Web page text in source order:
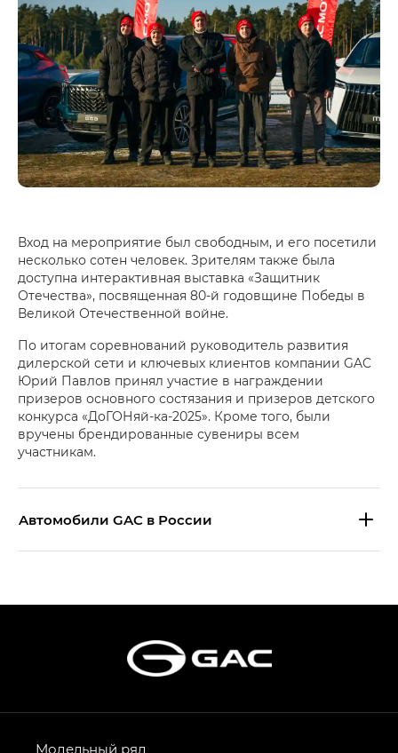
Вход на мероприятие был свободным, и его посетили
несколько сотен человек. Зрителям также была
доступна интерактивная выставка «Защитник
Отечества», посвященная 80-й годовщине Победы в
Великой Отечественной войне.
По итогам соревнований руководитель развития
дилерской сети и ключевых клиентов компании GAC
Юрий Павлов принял участие в награждении
призеров основного состязания и призеров детского
конкурса «ДоГОНяй-ка-2025». Кроме того, были
вручены брендированные сувениры всем
участникам.
Aвтомобили GAC в России
Эс Икс ПРЕМИУМ — SX PREMIUM
S7 — Эс 7 (S7) в комплектациях
Эс Икс ПРЕМИУМ — SX PREMIUM, Эс Тэ — ST
в комплектации Экс ПРЕМИУМ — EX PREMIUM
AION V — Айон Ви в комплектациях Экс — EX,
Модельный ряд